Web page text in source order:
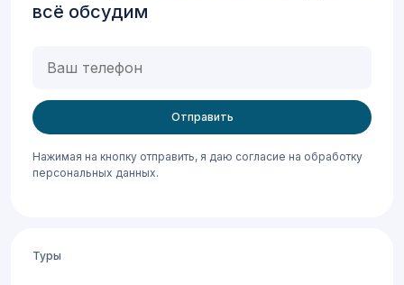
всё обсудим
телефон
Нажимая на кнопку отправить, я даю согласие на обработку
персональных данных.
Туры